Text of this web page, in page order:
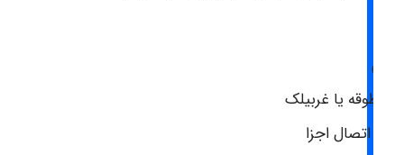
طوقه یا غربیلک
اتصال اجزا